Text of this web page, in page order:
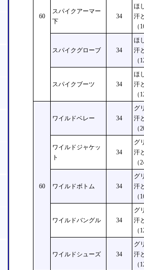
60
スパイクアーマー
下
34
ほ
汗
（
スパイクグローブ 34
ほ
汗
（
スパイクブーツ 34
ほ
汗
（
60
ワイルドベレー 34
グ
汗
（
ワイルドジャケッ
ト
34
グ
汗
（
ワイルドボトム 34
グ
汗
（
ワイルドバングル 34
グ
汗
（
ワイルドシューズ 34
グ
汗
（